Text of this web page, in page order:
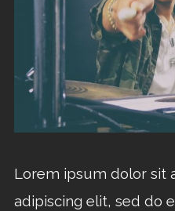
Lorem ipsum dolor sit
adipiscing elit, sed do